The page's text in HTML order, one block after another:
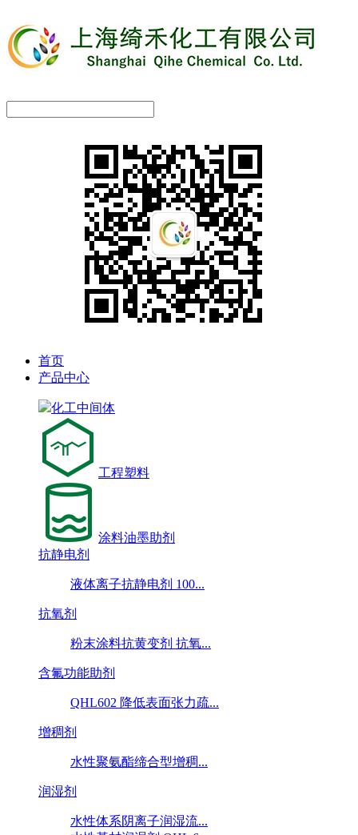
首页
产品中心
化工中间体
工程塑料
涂料油墨助剂
抗静电剂
液体离子抗静电剂 100...
抗氧剂
粉末涂料抗黄变剂 抗氧...
含氟功能助剂
QHL602 降低表面张力疏...
增稠剂
水性聚氨酯缔合型增稠...
润湿剂
水性体系阴离子润湿流...